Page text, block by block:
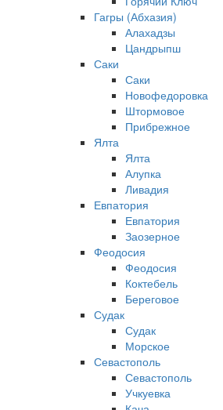
Гагры (Абхазия)
Алахадзы
Цандрыпш
Саки
Саки
Новофедоровка
Штормовое
Прибрежное
Ялта
Ялта
Алупка
Ливадия
Евпатория
Евпатория
Заозерное
Феодосия
Феодосия
Коктебель
Береговое
Судак
Судак
Морское
Севастополь
Севастополь
Учкуевка